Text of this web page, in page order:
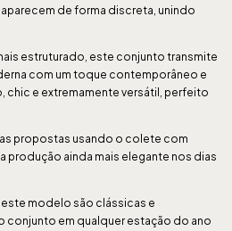
de forma discreta, unindo
estruturado, este conjunto transmite
com um toque contemporâneo e
chic e extremamente versátil, perfeito
propostas usando o colete com
produção ainda mais elegante nos dias
modelo são clássicas e
conjunto em qualquer estação do ano